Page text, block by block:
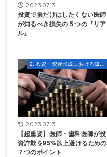
2023.07.13
投資で損だけはしたくない医師
が知るべき損失の５つの『リア
ル』
2023.07.13
【超重要】医師・歯科医師が投
資詐欺を95%以上避けるための
７つのポイント